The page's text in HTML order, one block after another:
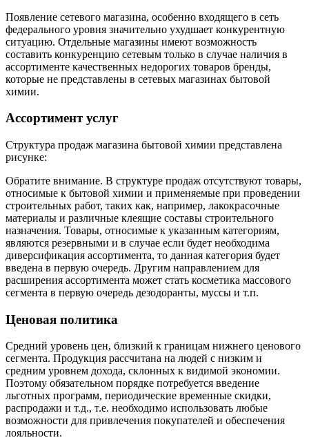
Появление сетевого магазина, особенно входящего в сеть
федерального уровня значительно ухудшает конкурентную
ситуацию. Отдельные магазины имеют возможность
составить конкуренцию сетевым только в случае наличия в
ассортименте качественных недорогих товаров бренды,
которые не представлены в сетевых магазинах бытовой
химии.
Ассортимент услуг
Структура продаж магазина бытовой химии представлена
рисунке:
Обратите внимание. В структуре продаж отсутствуют товары,
относимые к бытовой химии и применяемые при проведении
строительных работ, таких как, например, лакокрасочные
материалы и различные клеящие составы строительного
назначения. Товары, относимые к указанным категориям,
являются резервными и в случае если будет необходима
диверсификация ассортимента, то данная категория будет
введена в первую очередь. Другим направлением для
расширения ассортимента может стать косметика массового
сегмента в первую очередь дезодоранты, муссы и т.п.
Ценовая политика
Средний уровень цен, близкий к границам нижнего ценового
сегмента. Продукция рассчитана на людей с низким и
средним уровнем дохода, склонных к видимой экономии.
Поэтому обязательном порядке потребуется введение
льготных программ, периодические временные скидки,
распродажи и т.д., т.е. необходимо использовать любые
возможности для привлечения покупателей и обеспечения
лояльности.